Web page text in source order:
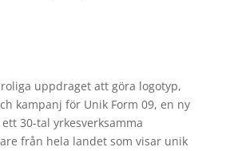
uppdraget att göra logotyp,
kampanj för Unik Form 09, en ny
30-tal yrkesverksamma
från hela landet som visar unik